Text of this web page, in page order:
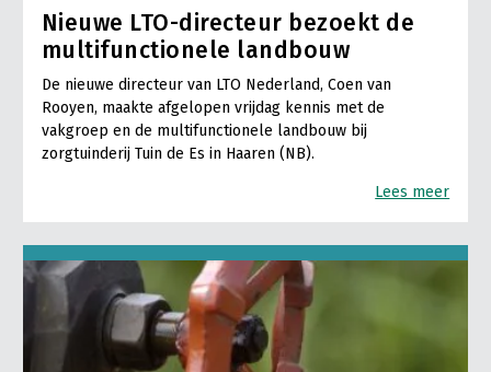
Nieuwe LTO-directeur bezoekt de
multifunctionele landbouw
De nieuwe directeur van LTO Nederland, Coen van
Rooyen, maakte afgelopen vrijdag kennis met de
vakgroep en de multifunctionele landbouw bij
zorgtuinderij Tuin de Es in Haaren (NB).
Lees meer